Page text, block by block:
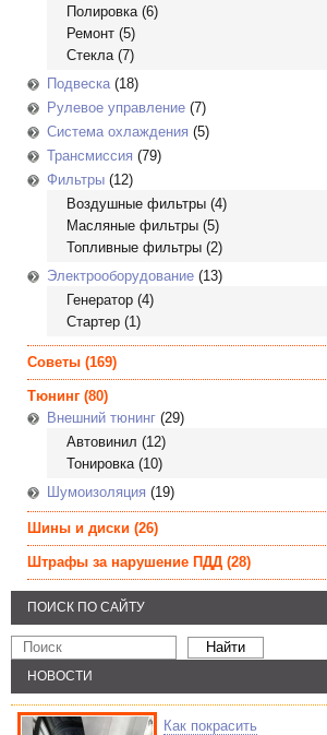
Полировка(6)
Ремонт (5)
Стекла(7)
Подвеска(18)
Рулевое управление (7)
Система охлаждения (5)
Трансмиссия (79)
Фильтры (12)
Воздушные фильтры (4)
Масляные фильтры (5)
Топливные фильтры (2)
Электрооборудование (13)
Генератор (4)
Стартер (1)
Советы (169)
Тюнинг (80)
Внешний тюнинг (29)
Автовинил (12)
Тонировка(10)
Шумоизоляция (19)
Шины и диски (26)
Штрафы за нарушение ПДД (28)
ПОИСК ПО САЙТУ
НОВОСТИ
Как покрасить